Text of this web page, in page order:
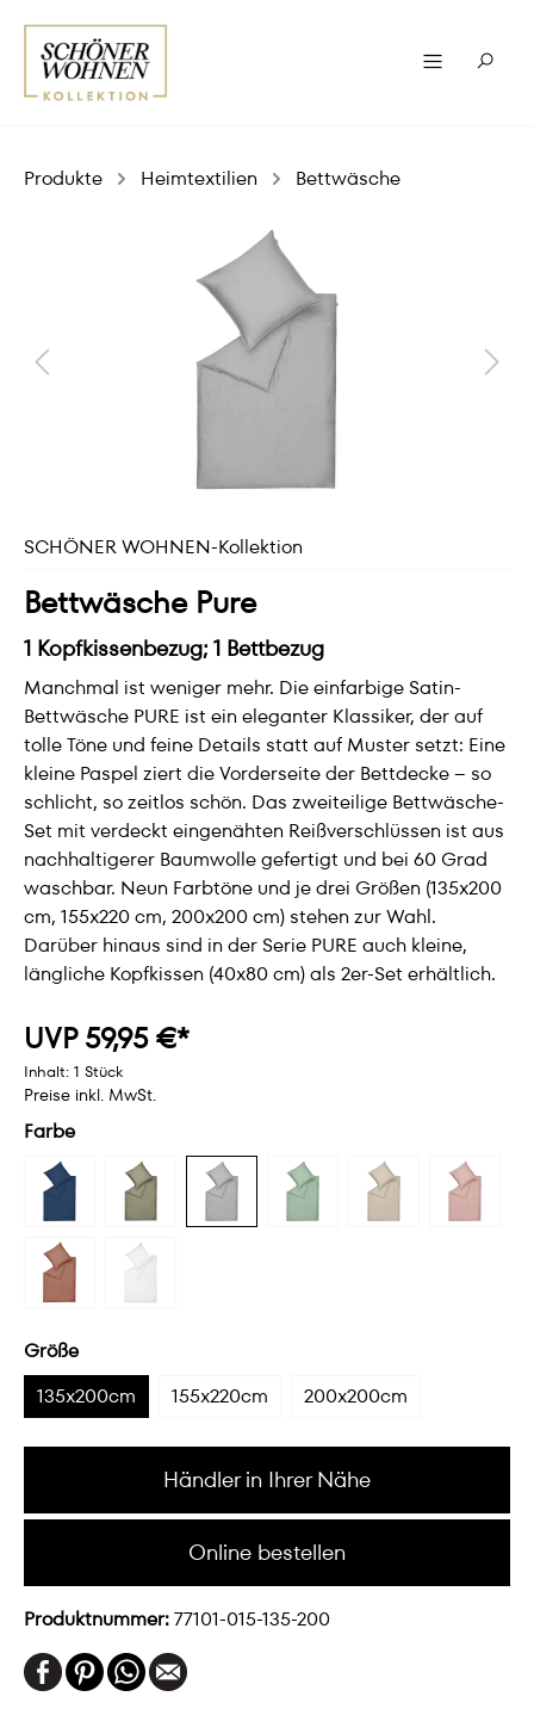
Produkte Heimtextilien Bettwäsche
SCHÖNER WOHNEN-Kollektion
Bettwäsche Pure
1 Kopfkissenbezug; 1 Bettbezug
Manchmal ist weniger mehr. Die einfarbige Satin-
Bettwäsche PURE ist ein eleganter Klassiker, der auf
tolle Töne und feine Details statt auf Muster setzt: Eine
kleine Paspel ziert die Vorderseite der Bettdecke – so
schlicht, so zeitlos schön. Das zweiteilige Bettwäsche-
Set mit verdeckt eingenähten Reißverschlüssen ist aus
nachhaltigerer Baumwolle gefertigt und bei 60 Grad
waschbar. Neun Farbtöne und je drei Größen (135x200
cm, 155x220 cm, 200x200 cm) stehen zur Wahl.
Darüber hinaus sind in der Serie PURE auch kleine,
längliche Kopfkissen (40x80 cm) als 2er-Set erhältlich.
UVP 59,95 €*
Inhalt: 1 Stück
Preise inkl. MwSt.
Farbe
Größe
135x200cm
155x220cm 200x200cm
Händler in Ihrer Nähe
Online bestellen
Produktnummer:77101-015-135-200